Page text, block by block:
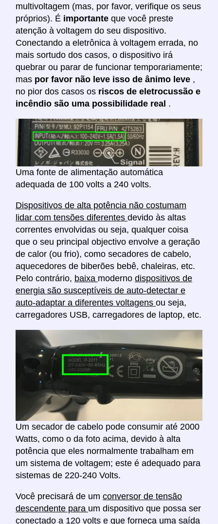
multivoltagem (mas, por favor, verifique os seus
próprios). É importante que você preste
atenção à voltagem do seu dispositivo.
Conectando a eletrônica à voltagem errada, no
mais sortudo dos casos, o dispositivo irá
quebrar ou parar de funcionar temporariamente;
mas por favor não leve isso de ânimo leve ,
no pior dos casos os riscos de eletrocussão e
incêndio são uma possibilidade real .
Uma fonte de alimentação automática
adequada de 100 volts a 240 volts.
Dispositivos de alta potência não costumam
lidar com tensões diferentes devido às altas
correntes envolvidas ou seja, qualquer coisa
que o seu principal objectivo envolve a geração
de calor (ou frio), como secadores de cabelo,
aquecedores de biberões bebê, chaleiras, etc.
Pelo contrário, baixa moderno dispositivos de
energia são susceptíveis de auto-detectar e
auto-adaptar a diferentes voltagens ou seja,
carregadores USB, carregadores de laptop, etc.
Um secador de cabelo pode consumir até 2000
Watts, como o da foto acima, devido à alta
potência que eles normalmente trabalham em
um sistema de voltagem; este é adequado para
sistemas de 220-240 Volts.
Você precisará de um conversor de tensão
descendente para um dispositivo que possa ser
conectado a 120 volts e que forneça uma saída